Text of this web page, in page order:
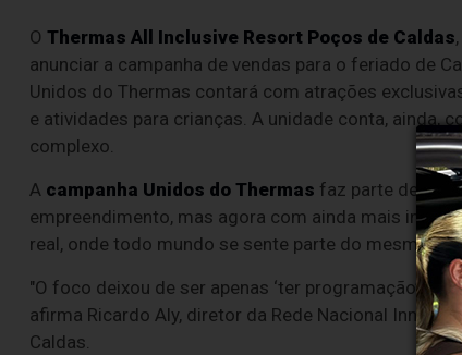
O Thermas All Inclusive Resort Poços de Caldas
anunciar a campanha de vendas para o feriado de
Unidos do Thermas contará com atrações
e atividades para crianças. A unidade conta, ainda,
complexo.
A campanha Unidos do Thermas faz parte de um
empreendimento, mas agora com ainda mais
real, onde todo mundo se sente parte do mesmo
"O foco deixou de ser apenas ‘ter programação’ e
afirma Ricardo Aly, diretor da Rede Nacional Inn de
Caldas.